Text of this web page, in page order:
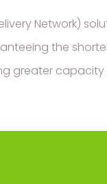
Network)
the
greater